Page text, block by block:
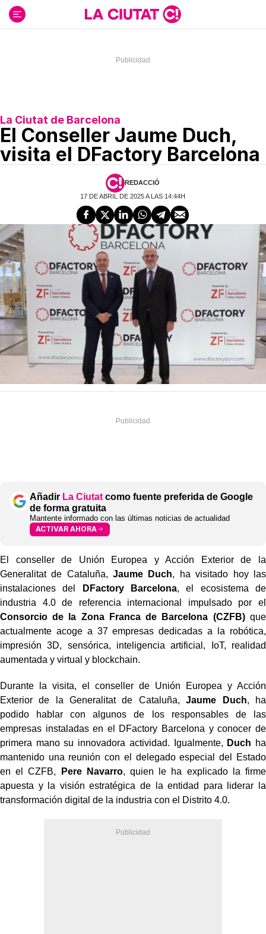
contenido
La Ciutat de Barcelona
El Conseller Jaume Duch,
visita el DFactory Barcelona
REDACCIÓ
17 DE ABRIL DE 2025 A LAS 14:44H
Añadir La Ciutat como fuente preferida de Google
de forma gratuita
Mantente informado con las últimas noticias de actualidad
ACTIVAR AHORA
El conseller de Unión Europea y Acción Exterior de la
Generalitat de Cataluña,Jaume Duch, ha visitado hoy las
instalaciones del
DFactory Barcelona, el ecosistema de
industria 4.0 de referencia internacional impulsado por el
Consorcio de la Zona Franca de Barcelona (CZFB)que
actualmente acoge a 37 empresas dedicadas a la robótica,
impresión 3D, sensórica, inteligencia artificial, IoT, realidad
aumentada y virtual y blockchain.
Durante la visita, el conseller de Unión Europea y Acción
Exterior de la Generalitat de Cataluña,Jaume Duch, ha
podido hablar con algunos de los responsables de las
empresas instaladas en el DFactory Barcelona y conocer de
primera mano su innovadora actividad. Igualmente, Duch ha
mantenido una reunión con el delegado especial del Estado
en el CZFB,
Pere Navarro, quien le ha explicado la firme
apuesta y la visión estratégica de la entidad para liderar la
transformación digital de la industria con el Distrito 4.0.